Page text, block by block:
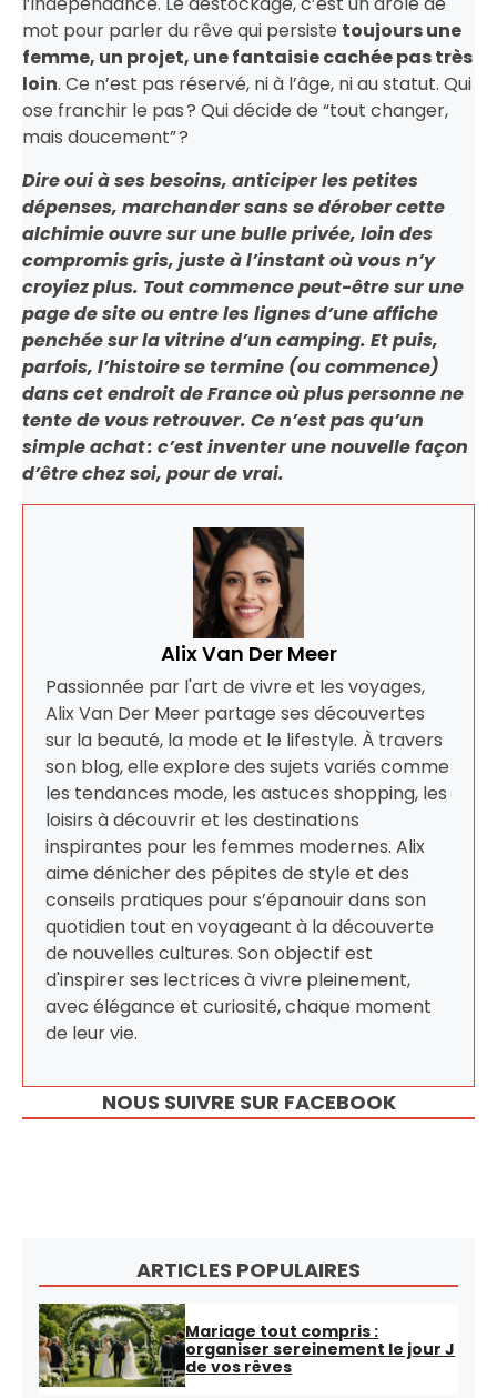
mot pour parler du rêve qui persiste toujours une
femme, un projet, une fantaisie cachée pas très
loin. Ce n’est pas réservé, ni à l’âge, ni au statut. Qui
ose franchir le pas ? Qui décide de “tout changer,
mais doucement” ?
Dire oui à ses besoins, anticiper les petites
dépenses, marchander sans se dérober cette
alchimie ouvre sur une bulle privée, loin des
compromis gris, juste à l’instant où vous n’y
croyiez plus. Tout commence peut-être sur une
page de site ou entre les lignes d’une affiche
penchée sur la vitrine d’un camping. Et puis,
parfois, l’histoire se termine (ou commence)
dans cet endroit de France où plus personne ne
tente de vous retrouver. Ce n’est pas qu’un
simple achat : c’est inventer une nouvelle façon
d’être chez soi, pour de vrai.
Alix Van Der Meer
Passionnée par l'art de vivre et les voyages,
Alix Van Der Meer partage ses découvertes
sur la beauté, la mode et le lifestyle. À travers
son blog, elle explore des sujets variés comme
les tendances mode, les astuces shopping, les
loisirs à découvrir et les destinations
inspirantes pour les femmes modernes. Alix
aime dénicher des pépites de style et des
conseils pratiques pour s’épanouir dans son
quotidien tout en voyageant à la découverte
de nouvelles cultures. Son objectif est
d'inspirer ses lectrices à vivre pleinement,
avec élégance et curiosité, chaque moment
de leur vie.
NOUS SUIVRE SUR FACEBOOK
ARTICLES POPULAIRES
Mariage tout compris :
organiser sereinement le jour J
de vos rêves